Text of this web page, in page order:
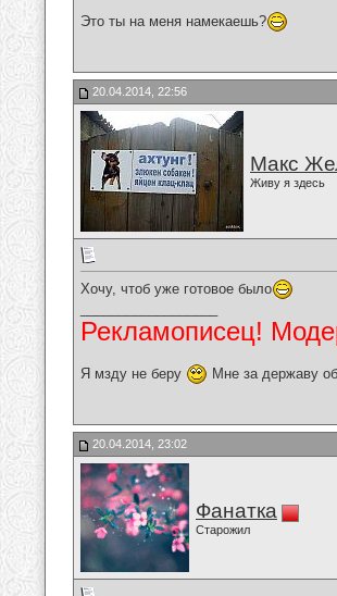
Это ты на меня намекаешь?
20.04.2014, 22:56
Макс
Живу я здесь
Хочу, чтоб уже готовое было
Рекламописец!
Я мзду не беру Мне за державу
20.04.2014, 23:02
Фанатка
Старожил